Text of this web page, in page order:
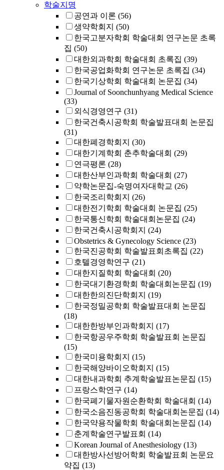
학술지명
공연과 이론 (56)
생약학회지 (50)
한국고분자학회 학술대회 연구논문 초록
집 (50)
대한외과학회 학술대회 초록집 (39)
한국공업화학회 연구논문 초록집 (34)
한국기상학회 학술대회 논문집 (34)
Journal of Soonchunhyang Medical Science
(33)
외식경영연구 (31)
한국건축시공학회 학술발표대회 논문집
(31)
대한폐경학회지 (30)
대한기계학회 춘추학술대회 (29)
연극평론 (28)
대한산부인과학회 학술대회 (27)
약학논문집-숙명여자대학교 (26)
한국조리학회지 (26)
대한전기학회 학술대회 논문집 (25)
한국통신학회 학술대회논문집 (24)
한국건축시공학회지 (24)
Obstetrics & Gynecology Science (23)
한국진공학회 학술발표회초록집 (22)
호텔경영학연구 (21)
대한지질학회 학술대회 (20)
한국대기환경학회 학술대회논문집 (19)
대한한의진단학회지 (19)
한국정밀공학회 학술발표대회 논문집
(18)
대한한방부인과학회지 (17)
한국항공우주학회 학술발표회 논문집
(15)
한국미용학회지 (15)
한국해양바이오학회지 (15)
대한내과학회 추계학술발표논문집 (15)
프랑스학연구 (14)
한국폐기물자원순환학회 학술대회 (14)
한국소음진동공학회 학술대회논문집 (14)
한국약용작물학회 학술대회논문집 (14)
춘계학술연구발표회 (14)
Korean Journal of Anesthesiology (13)
대한방사선방어학회 학술발표회 논문요
약집 (13)